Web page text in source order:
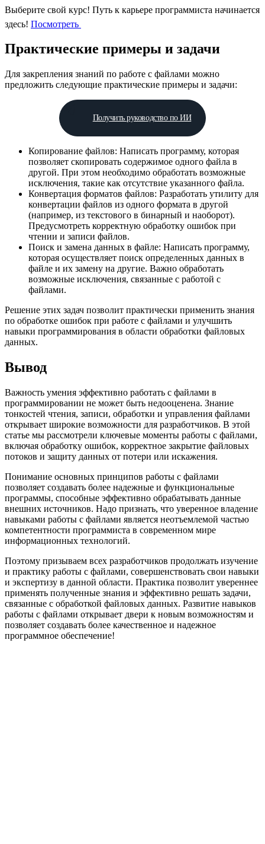
Выберите свой курс! Путь к карьере программиста начинается
здесь! Посмотреть
Практические примеры и задачи
Для закрепления знаний по работе с файлами можно
предложить следующие практические примеры и задачи:
Получить руководство по ИИ
Копирование файлов: Написать программу, которая
позволяет скопировать содержимое одного файла в
другой. При этом необходимо обработать возможные
исключения, такие как отсутствие указанного файла.
Конвертация форматов файлов: Разработать утилиту для
конвертации файлов из одного формата в другой
(например, из текстового в бинарный и наоборот).
Предусмотреть корректную обработку ошибок при
чтении и записи файлов.
Поиск и замена данных в файле: Написать программу,
которая осуществляет поиск определенных данных в
файле и их замену на другие. Важно обработать
возможные исключения, связанные с работой с
файлами.
Решение этих задач позволит практически применить знания
по обработке ошибок при работе с файлами и улучшить
навыки программирования в области обработки файловых
данных.
Вывод
Важность умения эффективно работать с файлами в
программировании не может быть недооценена. Знание
тонкостей чтения, записи, обработки и управления файлами
открывает широкие возможности для разработчиков. В этой
статье мы рассмотрели ключевые моменты работы с файлами,
включая обработку ошибок, корректное закрытие файловых
потоков и защиту данных от потери или искажения.
Понимание основных принципов работы с файлами
позволяет создавать более надежные и функциональные
программы, способные эффективно обрабатывать данные
внешних источников. Надо признать, что уверенное владение
навыками работы с файлами является неотъемлемой частью
компетентности программиста в современном мире
информационных технологий.
Поэтому призываем всех разработчиков продолжать изучение
и практику работы с файлами, совершенствовать свои навыки
и экспертизу в данной области. Практика позволит увереннее
применять полученные знания и эффективно решать задачи,
связанные с обработкой файловых данных. Развитие навыков
работы с файлами открывает двери к новым возможностям и
позволяет создавать более качественное и надежное
программное обеспечение!